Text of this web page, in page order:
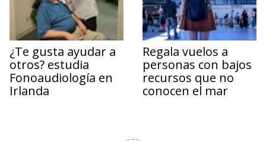
¿Te gusta ayudar a
otros? estudia
Fonoaudiología en
Irlanda
Regala vuelos a
personas con bajos
recursos que no
conocen el mar